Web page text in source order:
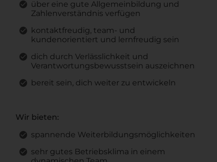
über eine gute Allgemeinbildung und
Zahlenverständnis verfügen
kontaktfreudig, team- und
kundenorientiert und lernfreudig sein
dich durch Verlässlichkeit und
Verantwortungsbewusstsein auszeichnen
bereit sein, dich weiter zu entwickeln
Wir bieten:
spannende Weiterbildungsmöglichkeiten
sehr gutes Betriebsklima in einem